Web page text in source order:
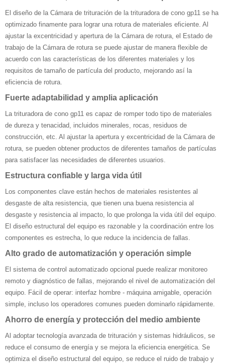
El diseño de la Cámara de trituración de la trituradora de cono gp11 se ha
optimizado finamente para lograr una rotura de materiales eficiente. Al
ajustar la excentricidad y apertura de la Cámara de rotura, el Estado de
trabajo de la Cámara de rotura se puede ajustar de manera flexible de
acuerdo con las características de los diferentes materiales y los
requisitos de tamaño de partícula del producto, mejorando así la
eficiencia de rotura.
Fuerte adaptabilidad y amplia aplicación
La trituradora de cono gp11 es capaz de romper todo tipo de materiales
de dureza y tenacidad, incluidos minerales, rocas, residuos de
construcción, etc. Al ajustar la apertura y excentricidad de la Cámara de
rotura, se pueden obtener productos de diferentes tamaños de partículas
para satisfacer las necesidades de diferentes usuarios.
Estructura confiable y larga vida útil
Los componentes clave están hechos de materiales resistentes al
desgaste de alta resistencia, que tienen una buena resistencia al
desgaste y resistencia al impacto, lo que prolonga la vida útil del equipo.
El diseño estructural del equipo es razonable y la coordinación entre los
componentes es estrecha, lo que reduce la incidencia de fallas.
Alto grado de automatización y operación simple
El sistema de control automatizado opcional puede realizar monitoreo
remoto y diagnóstico de fallas, mejorando el nivel de automatización del
equipo. Fácil de operar: interfaz hombre - máquina amigable, operación
simple, incluso los operadores comunes pueden dominarlo rápidamente.
Ahorro de energía y protección del medio ambiente
Al adoptar tecnología avanzada de trituración y sistemas hidráulicos, se
reduce el consumo de energía y se mejora la eficiencia energética. Se
optimiza el diseño estructural del equipo, se reduce el ruido de trabajo y